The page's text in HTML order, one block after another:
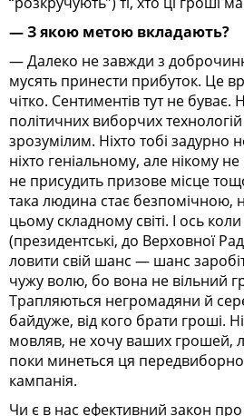
— З якою метою вкладають?
— Далеко не завжди з
мусять принести прибуток. Це
чітко. Сентиментів тут не буває.
політичних виборчих
зрозумілим. Ніхто тобі задурно
ніхто геніальному, але нікому
не присудить призове місце
така людина стає безпомічною,
цьому складному світі. І ось
(президентські, до Верховної
ловити свій шанс — шанс
чужу волю, бо вона не вільний
Трапляються негромадяни й
байдуже, від кого брати гроші.
мовляв, не хочу ваших грошей,
поки минеться ця
кампанія.
Чи є в нас ефективний закон про